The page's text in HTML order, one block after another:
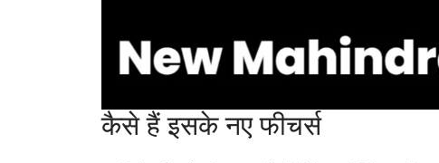
कैसे हैं इसके नए फीचर्स